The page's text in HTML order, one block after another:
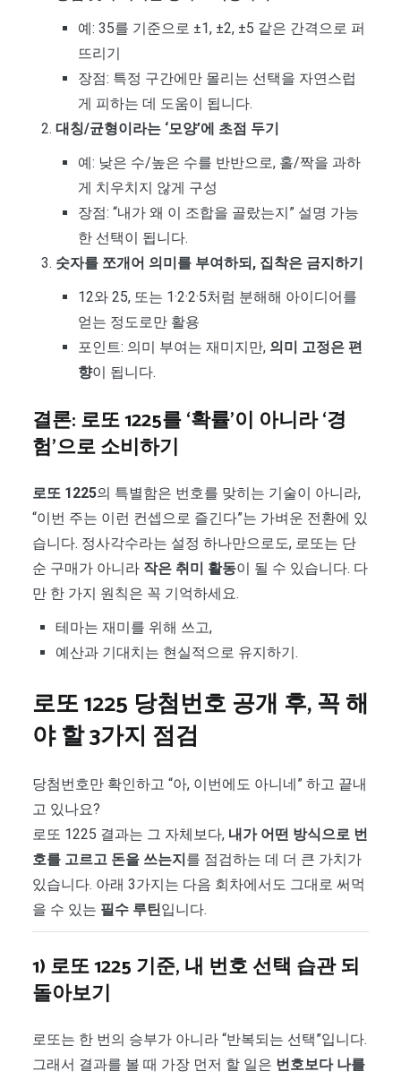
예: 35를 기준으로 ±1, ±2, ±5 같은 간격으로 퍼
뜨리기
장점: 특정 구간에만 몰리는 선택을 자연스럽
게 피하는 데 도움이 됩니다.
대칭/균형이라는 ‘모양’에 초점 두기
예: 낮은 수/높은 수를 반반으로, 홀/짝을 과하
게 치우치지 않게 구성
장점: “내가 왜 이 조합을 골랐는지” 설명 가능
한 선택이 됩니다.
숫자를 쪼개어 의미를 부여하되, 집착은 금지하기
12와 25, 또는 1·2·2·5처럼 분해해 아이디어를
얻는 정도로만 활용
포인트: 의미 부여는 재미지만, 의미 고정은 편
향이 됩니다.
결론: 로또 1225를 ‘확률’이 아니라 ‘경
험’으로 소비하기
로또 1225의 특별함은 번호를 맞히는 기술이 아니라,
“이번 주는 이런 컨셉으로 즐긴다”는 가벼운 전환에 있
습니다. 정사각수라는 설정 하나만으로도, 로또는 단
순 구매가 아니라 작은 취미 활동이 될 수 있습니다. 다
만 한 가지 원칙은 꼭 기억하세요.
테마는 재미를 위해 쓰고,
예산과 기대치는 현실적으로 유지하기.
로또 1225 당첨번호 공개 후, 꼭 해
야 할 3가지 점검
당첨번호만 확인하고 “아, 이번에도 아니네” 하고 끝내
고 있나요?
로또 1225 결과는 그 자체보다, 내가 어떤 방식으로 번
호를 고르고 돈을 쓰는지 를 점검하는 데 더 큰 가치가
있습니다. 아래 3가지는 다음 회차에서도 그대로 써먹
을 수 있는 필수 루틴입니다.
1) 로또 1225 기준, 내 번호 선택 습관 되
돌아보기
로또는 한 번의 승부가 아니라 “반복되는 선택”입니다.
그래서 결과를 볼 때 가장 먼저 할 일은 번호보다 나를